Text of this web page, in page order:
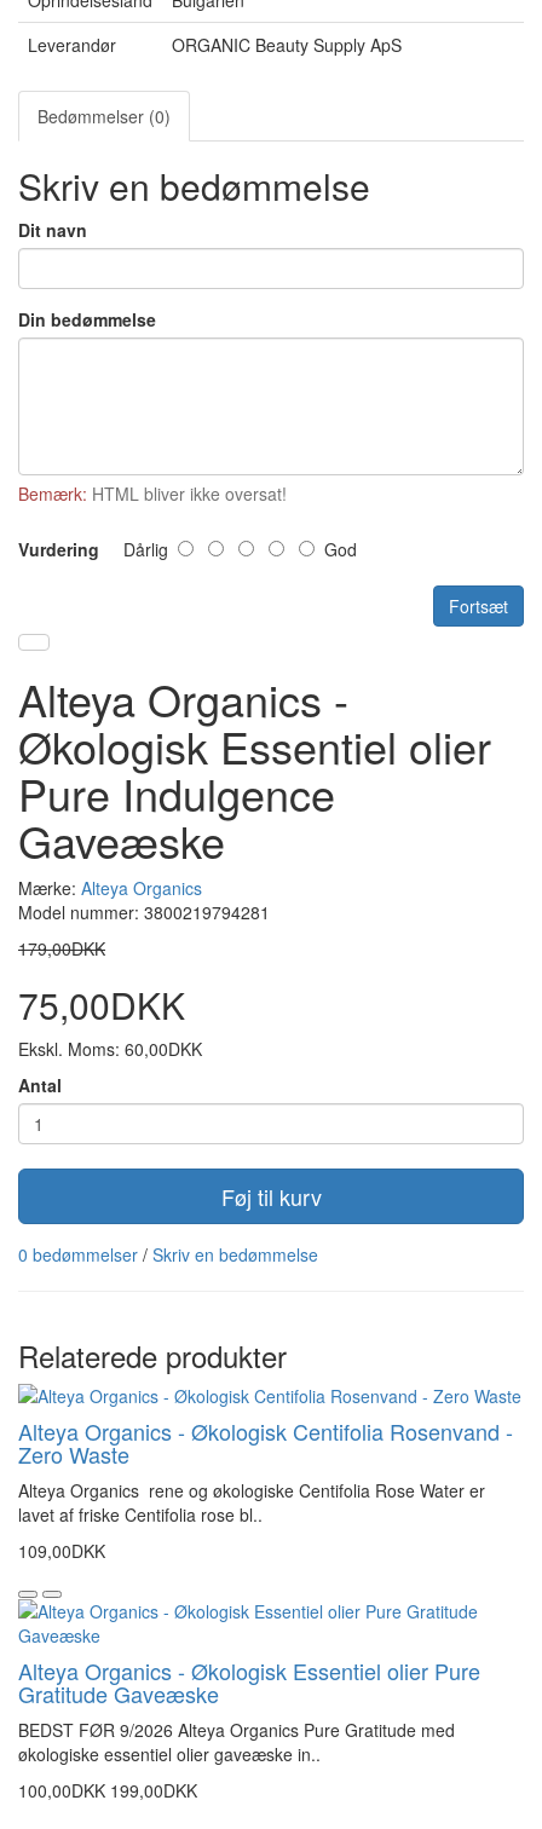
Leverandør
ORGANIC Beauty Supply ApS
Bedømmelser (0)
Skriv en bedømmelse
Dit navn
Din bedømmelse
Bemærk: HTML bliver ikke oversat!
Vurdering Dårlig God
Fortsæt
Alteya Organics -
Økologisk Essentiel olier
Pure Indulgence
Gaveæske
Mærke: Alteya Organics
Model nummer: 3800219794281
179,00DKK
75,00DKK
Ekskl. Moms: 60,00DKK
Antal
Føj til kurv
0 bedømmelser / Skriv en bedømmelse
Relaterede produkter
Alteya Organics - Økologisk Centifolia Rosenvand -
Zero Waste
Alteya Organics rene og økologiske Centifolia Rose Water er
lavet af friske Centifolia rose bl..
109,00DKK
Alteya Organics - Økologisk Essentiel olier Pure
Gratitude Gaveæske
BEDST FØR 9/2026 Alteya Organics Pure Gratitude med
økologiske essentiel olier gaveæske in..
100,00DKK 199,00DKK